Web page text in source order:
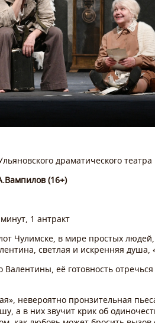
драматического
(16+)
1 антракт
Чулимске, в мире простых
светлая и искренняя душа,
её готовность
невероятно пронзительная
а в них звучит крик об